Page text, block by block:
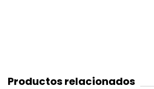
Productos relacionados